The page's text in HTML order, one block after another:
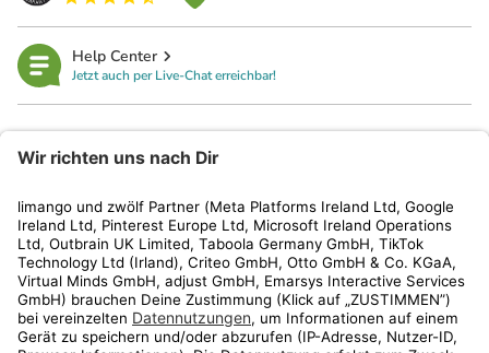
Help Center
Jetzt auch per Live-Chat erreichbar!
Kundenservice
Shop
Aktionen